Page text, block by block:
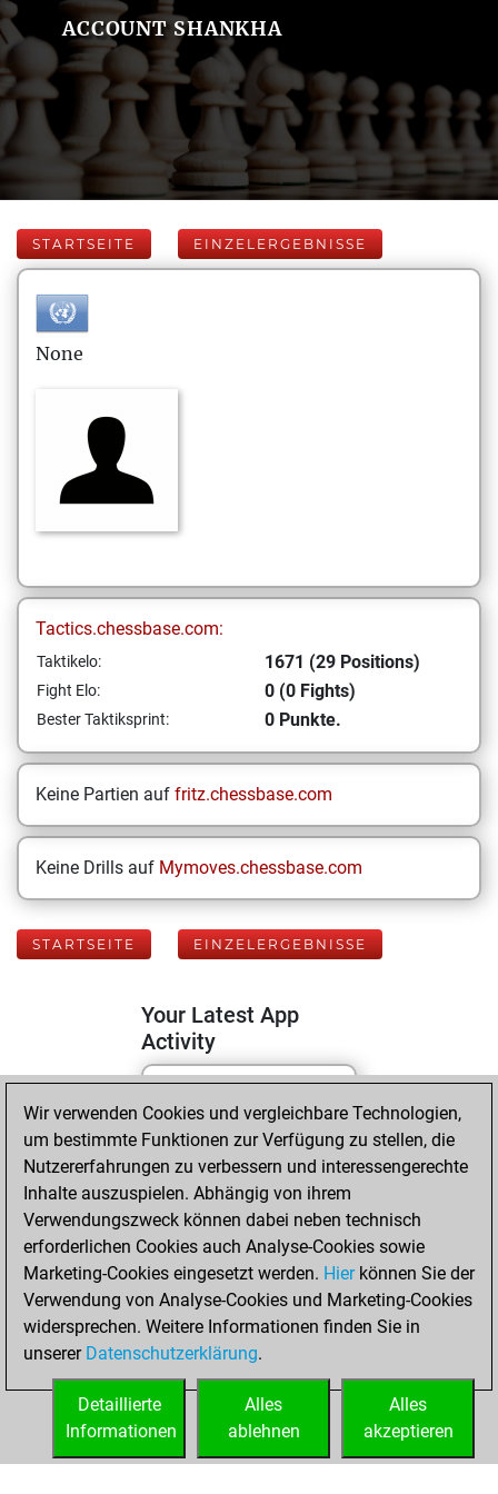
ACCOUNT SHANKHA
STARTSEITE EINZELERGEBNISSE
None
Tactics.chessbase.com:
Taktikelo: 1671 (29 Positions)
Fight Elo: 0 (0 Fights)
Bester Taktiksprint: 0 Punkte.
Keine Partien auf fritz.chessbase.com
Keine Drills auf Mymoves.chessbase.com
STARTSEITE EINZELERGEBNISSE
Your Latest App
Activity
Mittwoch, Mai 6,
2026
You totalled 29
tactics positions
Tactics
You
solved 14 tactics
positions
You achieved
tactics positions
Wir verwenden Cookies und vergleichbare Technologien,
um bestimmte Funktionen zur Verfügung zu stellen, die
Nutzererfahrungen zu verbessern und interessengerechte
Inhalte auszuspielen. Abhängig von ihrem
Verwendungszweck können dabei neben technisch
erforderlichen Cookies auch Analyse-Cookies sowie
Marketing-Cookies eingesetzt werden. Hierkönnen Sie der
Verwendung von Analyse-Cookies und Marketing-Cookies
widersprechen. Weitere Informationen finden Sie in
unserer Datenschutzerklärung.
Alles
akzeptieren
Alles
ablehnen
Detaillierte
Informationen